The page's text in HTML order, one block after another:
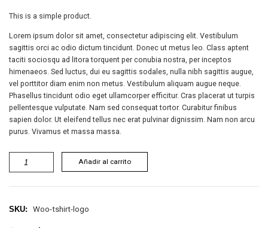
This is a simple product.
Lorem ipsum dolor sit amet, consectetur adipiscing elit. Vestibulum
sagittis orci ac odio dictum tincidunt. Donec ut metus leo. Class aptent
taciti sociosqu ad litora torquent per conubia nostra, per inceptos
himenaeos. Sed luctus, dui eu sagittis sodales, nulla nibh sagittis augue,
vel porttitor diam enim non metus. Vestibulum aliquam augue neque.
Phasellus tincidunt odio eget ullamcorper efficitur. Cras placerat ut turpis
pellentesque vulputate. Nam sed consequat tortor. Curabitur finibus
sapien dolor. Ut eleifend tellus nec erat pulvinar dignissim. Nam non arcu
purus. Vivamus et massa massa.
Añadir al carrito
SKU: Woo-tshirt-logo